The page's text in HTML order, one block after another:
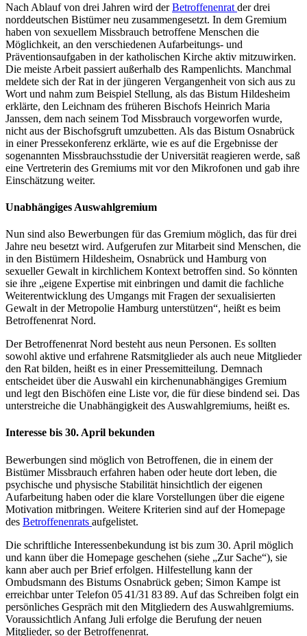
Nach Ablauf von drei Jahren wird derBetroffenenrat der drei
norddeutschen Bistümer neu zusammengesetzt. In dem Gremium
haben von sexuellem Missbrauch betroffene Menschen die
Möglichkeit, an den verschiedenen Aufarbeitungs- und
Präventionsaufgaben in der katholischen Kirche aktiv mitzuwirken.
Die meiste Arbeit passiert außerhalb des Rampenlichts. Manchmal
meldete sich der Rat in der jüngeren Vergangenheit von sich aus zu
Wort und nahm zum Beispiel Stellung, als das Bistum Hildesheim
erklärte, den Leichnam des früheren Bischofs Heinrich Maria
Janssen, dem nach seinem Tod Missbrauch vorgeworfen wurde,
nicht aus der Bischofsgruft umzubetten. Als das Bistum Osnabrück
in einer Pressekonferenz erklärte, wie es auf die Ergebnisse der
sogenannten Missbrauchsstudie der Universität reagieren werde, saß
eine Vertreterin des Gremiums mit vor den Mikrofonen und gab ihre
Einschätzung weiter.
Unabhängiges Auswahlgremium
Nun sind also Bewerbungen für das Gremium möglich, das für drei
Jahre neu besetzt wird. Aufgerufen zur Mitarbeit sind Menschen, die
in den Bistümern Hildesheim, Osnabrück und Hamburg von
sexueller Gewalt in kirchlichem Kontext betroffen sind. So könnten
sie ihre „eigene Expertise mit einbringen und damit die fachliche
Weiterentwicklung des Umgangs mit Fragen der sexualisierten
Gewalt in der Metropolie Hamburg unterstützen“, heißt es beim
Betroffenenrat Nord.
Der Betroffenenrat Nord besteht aus neun Personen. Es sollten
sowohl aktive und erfahrene Ratsmitglieder als auch neue Mitglieder
den Rat bilden, heißt es in einer Pressemitteilung. Demnach
entscheidet über die Auswahl ein kirchenunabhängiges Gremium
und legt den Bischöfen eine Liste vor, die für diese bindend sei. Das
unterstreiche die Unabhängigkeit des Auswahlgremiums, heißt es.
Interesse bis 30. April bekunden
Bewerbungen sind möglich von Betroffenen, die in einem der
Bistümer Missbrauch erfahren haben oder heute dort leben, die
psychische und physische Stabilität hinsichtlich der eigenen
Aufarbeitung haben oder die klare Vorstellungen über die eigene
Motivation mitbringen. Weitere Kriterien sind auf der Homepage
des Betroffenenrats aufgelistet.
Die schriftliche Interessenbekundung ist bis zum 30. April möglich
und kann über die Homepage geschehen (siehe „Zur Sache“), sie
kann aber auch per Brief erfolgen. Hilfestellung kann der
Ombudsmann des Bistums Osnabrück geben; Simon Kampe ist
erreichbar unter Telefon 05 41/31 83 89. Auf das Schreiben folgt ein
persönliches Gespräch mit den Mitgliedern des Auswahlgremiums.
Voraussichtlich Anfang Juli erfolge die Berufung der neuen
Mitglieder, so der Betroffenenrat.